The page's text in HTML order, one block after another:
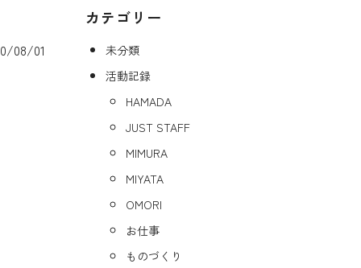
08/01
カテゴリー
未分類
活動記録
HAMADA
JUST STAFF
MIMURA
MIYATA
OMORI
お仕事
ものづくり